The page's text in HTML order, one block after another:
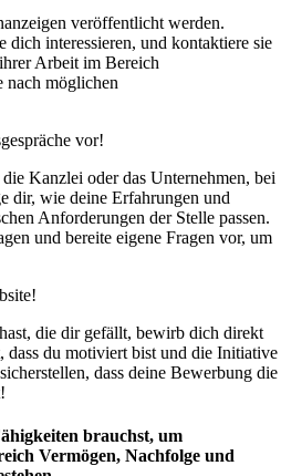
veröffentlicht werden.
dich interessieren, und kontaktiere sie
Arbeit im Bereich
nach möglichen
vor!
Kanzlei oder das Unternehmen, bei
dir, wie deine Erfahrungen und
Anforderungen der Stelle passen.
und bereite eigene Fragen vor, um
die dir gefällt, bewirb dich direkt
dass du motiviert bist und die Initiative
dass deine Bewerbung die
brauchst, um
Vermögen, Nachfolge und